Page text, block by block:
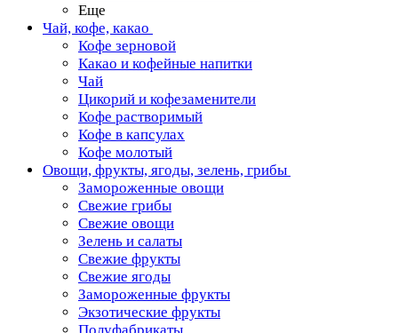
Еще
Чай, кофе, какао
Кофе зерновой
Какао и кофейные напитки
Чай
Цикорий и кофезаменители
Кофе растворимый
Кофе в капсулах
Кофе молотый
Овощи, фрукты, ягоды, зелень, грибы
Замороженные овощи
Свежие грибы
Свежие овощи
Зелень и салаты
Свежие фрукты
Свежие ягоды
Замороженные фрукты
Экзотические фрукты